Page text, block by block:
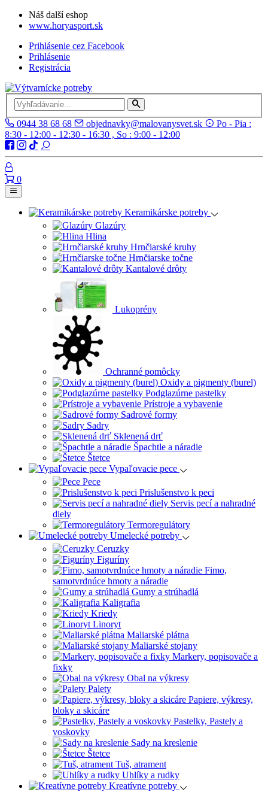
Náš další eshop
www.horyasport.sk
Prihlásenie cez Facebook
Prihlásenie
Registrácia
0944 38 68 68 objednavky@malovanysvet.sk
Po - Pia :
8:30 - 12:00 - 12:30 - 16:30 , So : 9:00 - 12:00
0
Keramikárske potreby
Glazúry
Hlina
Hrnčiarské kruhy
Hrnčiarske točne
Kantalové drôty
Lukoprény
Ochranné pomôcky
Oxidy a pigmenty (burel)
Podglazúrne pastelky
Prístroje a vybavenie
Sadrové formy
Sadry
Sklenená drť
Špachtle a náradie
Štetce
Vypaľovacie pece
Pece
Prislušenstvo k peci
Servis pecí a nahradné
diely
Termoregulátory
Umelecké potreby
Ceruzky
Figuríny
Fimo,
samotvrdnúce hmoty a náradie
Gumy a strúhadlá
Kaligrafia
Kriedy
Linoryt
Maliarské plátna
Maliarské stojany
Markery, popisovače a
fixky
Obal na výkresy
Palety
Papiere, výkresy,
bloky a skicáre
Pastelky, Pastely a
voskovky
Sady na kreslenie
Štetce
Tuš, atrament
Uhlíky a rudky
Kreatívne potreby